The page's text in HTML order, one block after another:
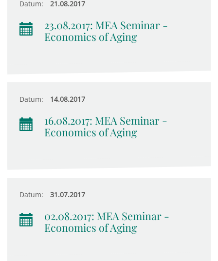
Datum: 21.08.2017
23.08.2017: MEA Seminar -
Economics of Aging
Datum: 14.08.2017
16.08.2017: MEA Seminar -
Economics of Aging
Datum: 31.07.2017
02.08.2017: MEA Seminar -
Economics of Aging